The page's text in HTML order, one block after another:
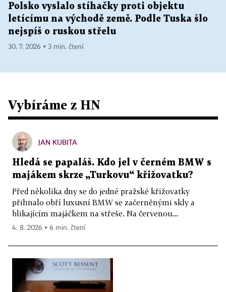
Polsko vyslalo stíhačky proti objektu
letícímu na východě země. Podle Tuska šlo
nejspíš o ruskou střelu
30. 7. 2026 ▪ 3 min. čtení
Vybíráme z HN
JAN KUBITA
Hledá se papaláš. Kdo jel v černém BMW s
majákem skrze „Turkovu“ křižovatku?
Před několika dny se do jedné pražské křižovatky
přihnalo obří luxusní BMW se začerněnými skly a
blikajícím majáčkem na střeše. Na červenou...
4. 8. 2026 ▪ 6 min. čtení